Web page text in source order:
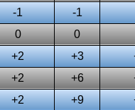
-1
-1
0
0
+2 +3
+2 +6
+2 +9